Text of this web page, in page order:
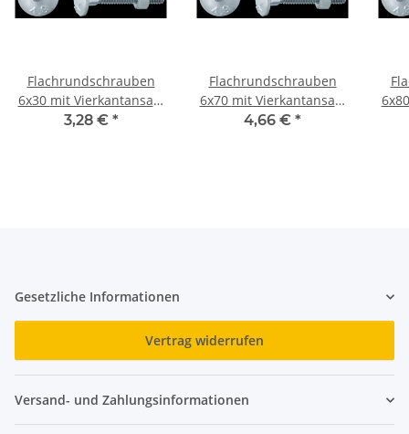
Flachrundschrauben
6x30 mit Vierkantansatz
Mu 20St
3,28 € *
Flachrundschrauben
6x70 mit Vierkantansatz
Mu
4,66 € *
Gesetzliche Informationen
Vertrag widerrufen
Versand- und Zahlungsinformationen